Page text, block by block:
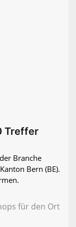
Treffer
Branche
Bern (BE).
für den Ort